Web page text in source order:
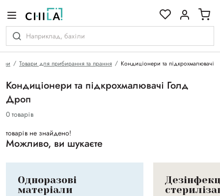
Товари для прибирання та прання Кондиціонери та підкрохмалювачі
Кондиціонери та підкрохмалювачі Голд
Дроп
0 товарів
товарів не знайдено!
Можливо, ви шукаєте
Одноразові
матеріали
гамі